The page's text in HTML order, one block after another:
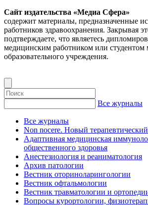
Сайт издательства «Медиа Сфера»
содержит материалы, предназначенные
работников здравоохранения. Закрывая
подтверждаете, что являетесь
медицинским работником или студентом
образовательного учреждения.
Все журналы
Все журналы
Non nocere. Новый
Адаптивная медицинская
общественного здоровья
Анестезиология и реаниматология
Архив патологии
Вестник оториноларингологии
Вестник офтальмологии
Вестник травматологии и
Вопросы курортологии,